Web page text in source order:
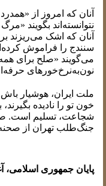
آنان که امروز از
نتوانسته‌اند بگویند
آنان که اشک می‌ریزند
سنندج را فراموش
می‌گویند «صلح برای
نون‌به‌نرخ‌خورهای
ملت ایران، هوشیار
خون تو را نادیده
شجاعت، تسلیم است.
جنگ‌طلب تهران از
پایان جمهوری اسلامی،